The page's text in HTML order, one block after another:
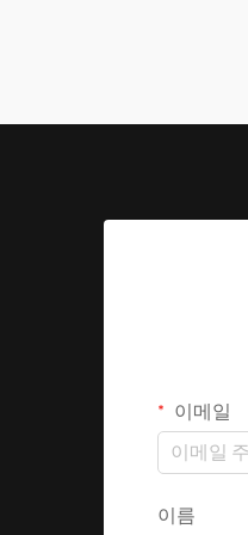
이메일
이름